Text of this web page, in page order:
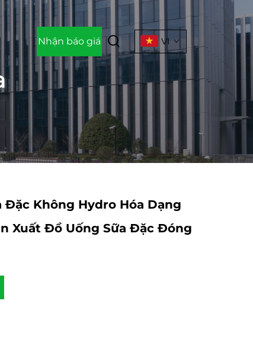
Nhận báo giá VI
Đặc Không Hydro Hóa Dạng
Xuất Đồ Uống Sữa Đặc Đóng